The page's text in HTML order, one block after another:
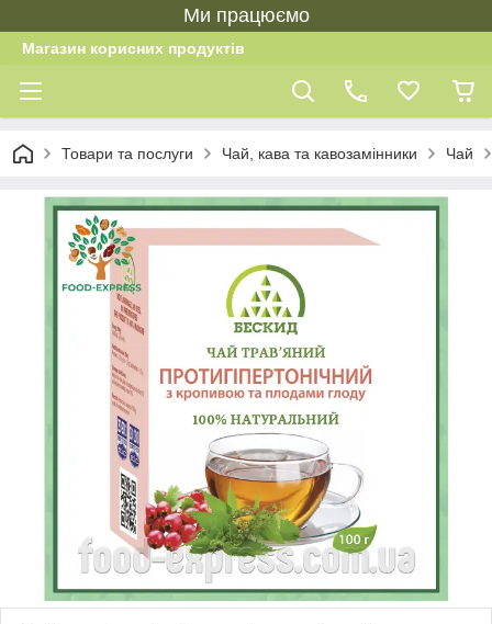
Ми працюємо
Магазин корисних продуктів
Товари та послуги Чай, кава та кавозамінники Чай